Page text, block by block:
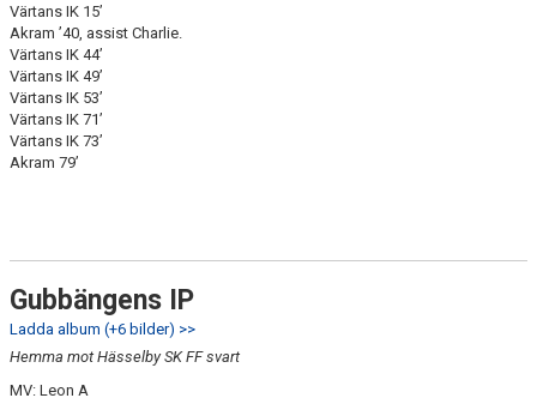
Värtans IK 15’
Akram ’40, assist Charlie.
Värtans IK 44’
Värtans IK 49’
Värtans IK 53’
Värtans IK 71’
Värtans IK 73’
Akram 79’
Gubbängens IP
Ladda album (+6 bilder) >>
Hemma mot Hässelby SK FF svart
MV: Leon A